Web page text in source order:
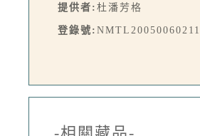
提供者: 杜潘芳格
登錄號: NMTL20050060211